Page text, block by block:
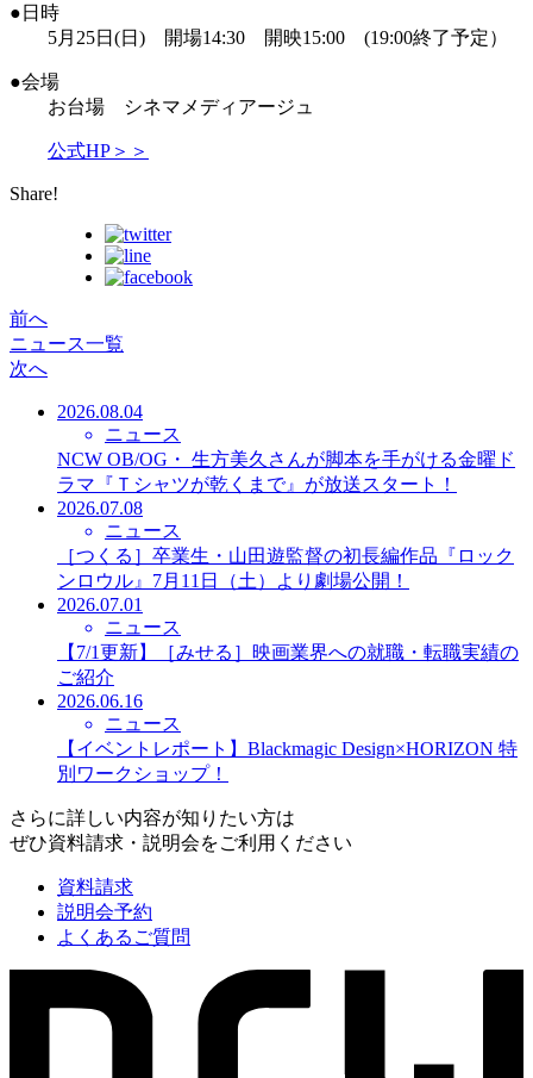
●日時
5月25日(日) 開場14:30 開映15:00 (19:00終了予定）
●会場
お台場 シネマメディアージュ
公式HP＞＞
Share!
前へ
ニュース一覧
次へ
2026.08.04
ニュース
NCW OB/OG・ 生方美久さんが脚本を手がける金曜ド
ラマ『Ｔシャツが乾くまで』が放送スタート！
2026.07.08
ニュース
［つくる］卒業生・山田遊監督の初長編作品『ロック
ンロウル』7月11日（土）より劇場公開！
2026.07.01
ニュース
【7/1更新】［みせる］映画業界への就職・転職実績の
ご紹介
2026.06.16
ニュース
【イベントレポート】Blackmagic Design×HORIZON 特
別ワークショップ！
さらに詳しい内容が知りたい方は
ぜひ資料請求・説明会をご利用ください
資料請求
説明会予約
よくあるご質問